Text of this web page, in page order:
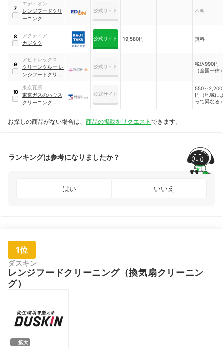
7
エディオン
レンジフードクリ
ーニング
公式サイト 不明
8
アクティア
カジタク
公式サイト 19,580円 無料
9
アビドレックス
クリーンクルー レ
ンジフードクリー
公式サイト
税込990円
（全国一律
10
東京瓦斯
東京ガスのハウス
クリーニング レン
ジフードクリーニ
公式サイト
550～2,200
円（地域に
って異なる
お探しの商品がない場合は、 商品の掲載をリクエスト できます。
ランキングは参考になりましたか？
はい いいえ
1位
ダスキン
レンジフードクリーニング（換気扇クリーニン
グ）
拡大